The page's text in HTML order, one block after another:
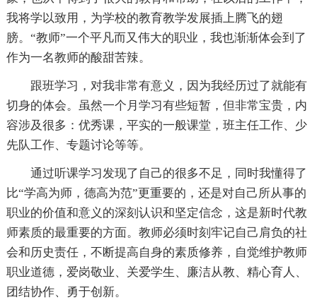
我将学以致用，为学校的教育教学发展插上腾飞的翅
膀。“教师”一个平凡而又伟大的职业，我也渐渐体会到了
作为一名教师的酸甜苦辣。
跟班学习，对我非常有意义，因为我经历过了就能有
切身的体会。虽然一个月学习有些短暂，但非常宝贵，内
容涉及很多：优秀课，平实的一般课堂，班主任工作、少
先队工作、专题讨论等等。
通过听课学习发现了自己的很多不足，同时我懂得了
比“学高为师，德高为范”更重要的，还是对自己所从事的
职业的价值和意义的深刻认识和坚定信念，这是新时代教
师素质的最重要的方面。教师必须时刻牢记自己肩负的社
会和历史责任，不断提高自身的素质修养，自觉维护教师
职业道德，爱岗敬业、关爱学生、廉洁从教、精心育人、
团结协作、勇于创新。